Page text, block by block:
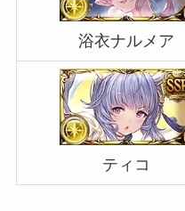
浴衣ナルメア
ティコ